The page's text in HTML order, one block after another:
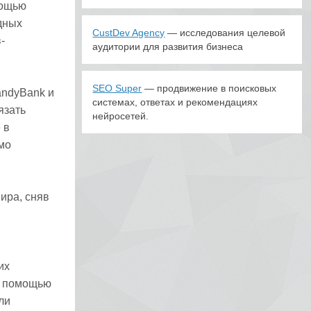
и
в
сняв
помощью
CustDev Agency — исследования целевой
аудитории для развития бизнеса
SEO Super — продвижение в поисковых
системах, ответах и рекомендациях
нейросетей.